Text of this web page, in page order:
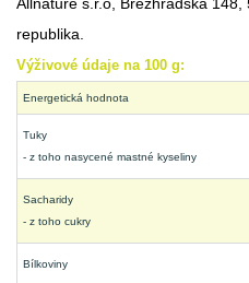
republika.
Výživové údaje na 100 g:
Energetická hodnota
Tuky
- z toho nasycené mastné kyseliny
Sacharidy
- z toho cukry
Bílkoviny